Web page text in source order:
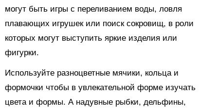
могут быть игры с переливанием воды, ловля
плавающих игрушек или поиск сокровищ, в роли
которых могут выступить яркие изделия или
фигурки.
Используйте разноцветные мячики, кольца и
формочки чтобы в увлекательной форме изучать
цвета и формы. А надувные рыбки, дельфины,